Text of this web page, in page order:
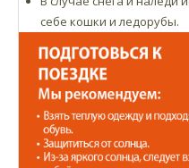
себе кошки и ледорубы.